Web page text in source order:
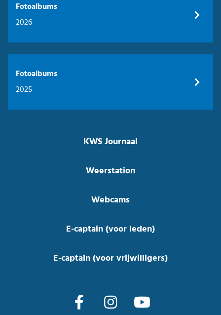
Fotoalbums
2026
Fotoalbums
2025
KWS Journaal
Weerstation
Webcams
E-captain (voor leden)
E-captain (voor vrijwilligers)